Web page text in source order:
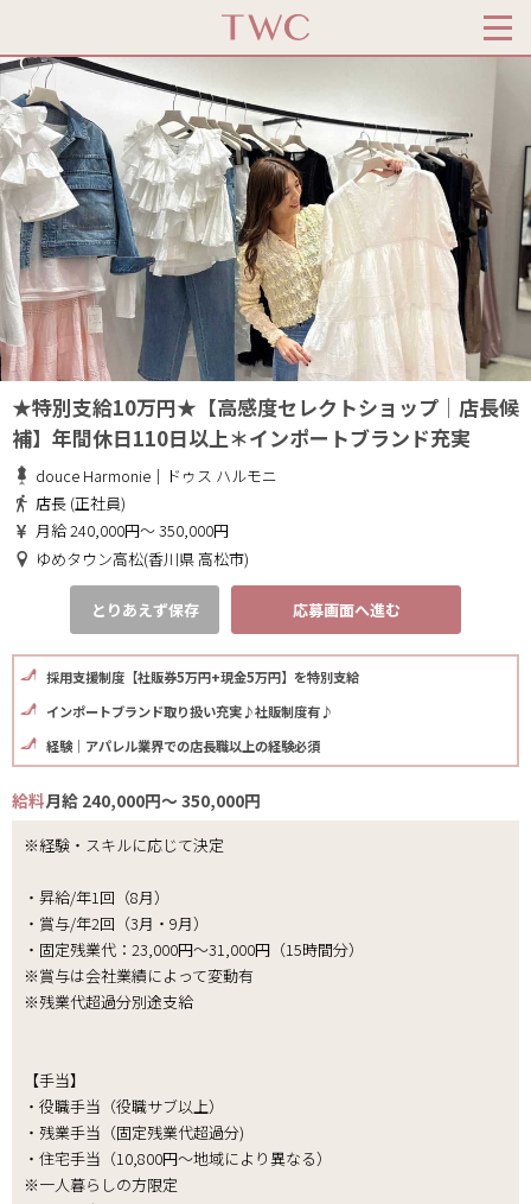
★特別支給10万円★【高感度セレクトショップ│店長候
補】年間休日110日以上＊インポートブランド充実
douce Harmonie｜ドゥス ハルモニ
店長 (正社員)
月給 240,000円～ 350,000円
ゆめタウン高松(香川県 高松市)
とりあえず保存 応募画面へ進む
採用支援制度【社販券5万円+現金5万円】を特別支給
インポートブランド取り扱い充実♪社販制度有♪
経験｜アパレル業界での店長職以上の経験必須
給料月給 240,000円～ 350,000円
※経験・スキルに応じて決定
・昇給/年1回（8月）
・賞与/年2回（3月・9月）
・固定残業代：23,000円～31,000円（15時間分）
※賞与は会社業績によって変動有
※残業代超過分別途支給
【手当】
・役職手当（役職サブ以上）
・残業手当（固定残業代超過分)
・住宅手当（10,800円～地域により異なる）
※一人暮らしの方限定